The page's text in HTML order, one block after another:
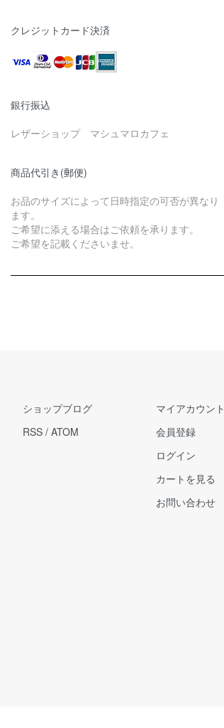
クレジットカード決済
銀行振込
レザーショップ マシュマロカフェ
商品代引き(郵便)
お品のサイズによって日時指定の可否が異なり
ます。
ご希望に添える場合はご依頼を承ります。
ご希望を記載くださいませ。
ショップブログ
RSS / ATOM
マイアカウント
会員登録
ログイン
カートを見る
お問い合わせ